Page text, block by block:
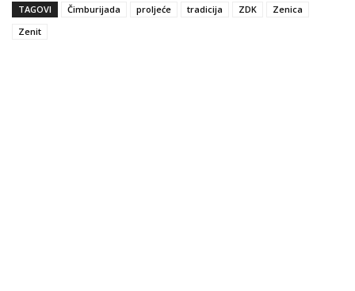
TAGOVI Čimburijada proljeće tradicija ZDK
Zenica
Zenit